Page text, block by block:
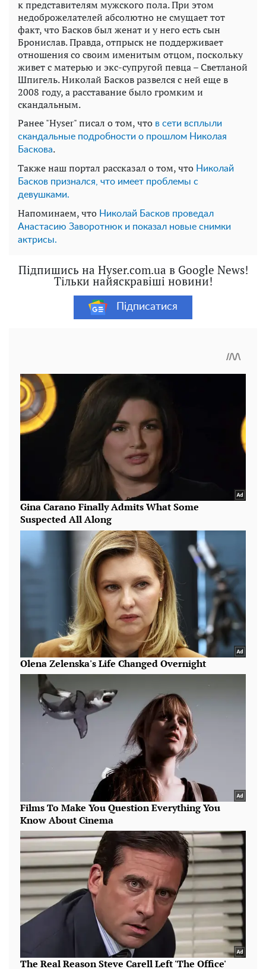
к представителям мужского пола. При этом
недоброжелателей абсолютно не смущает тот
факт, что Басков был женат и у него есть сын
Бронислав. Правда, отпрыск не поддерживает
отношения со своим именитым отцом, поскольку
живет с матерью и экс-супругой певца – Светланой
Шпигель. Николай Басков развелся с ней еще в
2008 году, а расставание было громким и
скандальным.
Ранее "Hyser" писал о том, что в сети всплыли
скандальные подробности о прошлом Николая
Баскова.
Также наш портал рассказал о том, что Николай
Басков признался, что имеет проблемы с
девушками.
Напоминаем, что Николай Басков проведал
Анастасию Заворотнюк и показал новые снимки
актрисы.
Підпишись на Hyser.com.ua в Google News!
Тільки найяскравіші новини!
Підписатися